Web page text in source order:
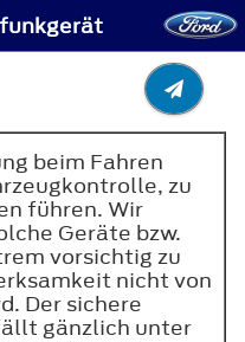
beim Fahren
zu
führen. Wir
Geräte bzw.
vorsichtig zu
nicht von
Der sichere
gänzlich unter